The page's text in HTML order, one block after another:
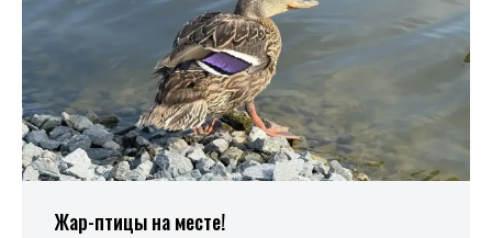
Жар-птицы на месте!